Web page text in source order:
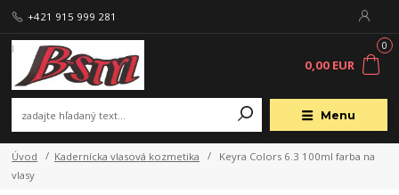
Menu
+421 915 999 281
0
0,00 EUR
Úvod Kadernícka vlasová kozmetika
Keyra Colors 6.3 100ml farba na
vlasy